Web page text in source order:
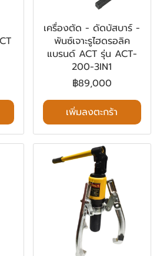
เครื่องตัด - ดัดบัสบาร์ -
พันซ์เจาะรูไฮดรอลิค
แบรนด์ ACT รุ่น ACT-
200-3IN1
฿89,000
เพิ่มลงตะกร้า